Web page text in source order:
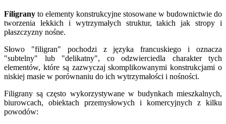
Filigrany to elementy konstrukcyjne stosowane w budownictwie do
tworzenia lekkich i wytrzymałych struktur, takich jak stropy i
płaszczyzny nośne.
Słowo "filigran" pochodzi z języka francuskiego i oznacza
"subtelny" lub "delikatny", co odzwierciedla charakter tych
elementów, które są zazwyczaj skomplikowanymi konstrukcjami o
niskiej masie w porównaniu do ich wytrzymałości i nośności.
Filigrany są często wykorzystywane w budynkach mieszkalnych,
biurowcach, obiektach przemysłowych i komercyjnych z kilku
powodów: